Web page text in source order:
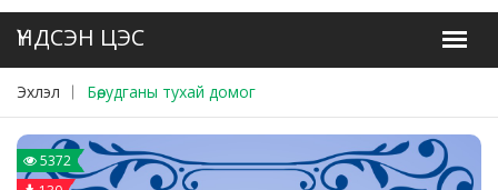
Эхлэл Бөө, удганы тухай домог
5372